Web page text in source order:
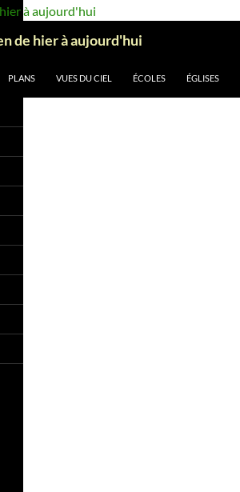
de hier à aujourd'hui
PLANS VUES DU CIEL ÉCOLES ÉGLISES